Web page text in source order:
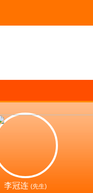
李冠连 (先生)